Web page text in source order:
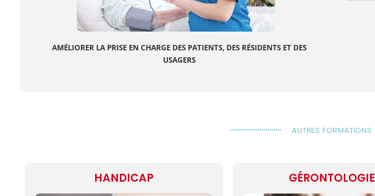
AMÉLIORER LA PRISE EN CHARGE DES PATIENTS, DES RÉSIDENTS ET DES
USAGERS
AUTRES FORMATIONS
HANDICAP GÉRONTOLOGIE